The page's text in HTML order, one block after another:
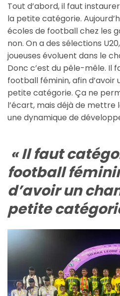
Tout d’abord, il faut
la petite catégorie.
écoles de football chez les
non. On a des sélections
joueuses évoluent dans le
Donc c’est du pêle-mêle. Il
football féminin, afin
petite catégorie. Ça ne
l’écart, mais déjà de
une dynamique de
« Il faut
football
d’avoir un
petite